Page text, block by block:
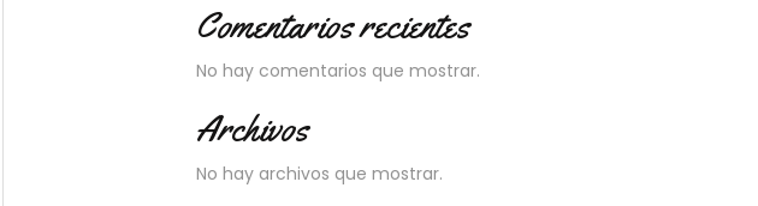
Comentarios recientes
No hay comentarios que mostrar.
Archivos
No hay archivos que mostrar.